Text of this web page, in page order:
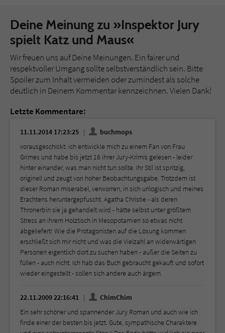
Deine Meinung zu »Inspektor Jury
spielt Katz und Maus«
Wir freuen uns auf Deine Meinungen. Ein fairer und
respektvoller Umgang sollte selbstverständlich sein. Bitte
Spoiler zum Inhalt vermeiden oder zumindest als solche
deutlich in Deinem Kommentar kennzeichnen. Vielen Dank!
Letzte Kommentare:
11.11.2014 17:23:25
buchmops
vorausgeschickt: ich entwickle mich zu einem Fan von Frau
Grimes und habe bis jetzt 16 ihrer Jury-Krimis gelesen - leider
hinter einander, was man nicht tun sollte. Ihr Stil ist spritzig,
originell und zeugt von hoher Beobachtungsgabe. Trotzdem ist
dieser Roman miserabel, verworren, in sich unlogisch und meines
Erachtens heruntergepfuscht. Agatha Christie - als deren
Thronerbin sie ja gehandelt wird - hätte selbst unter größtem
Stress an ihrem Holztisch in Mesopotamien so etwas nicht
abgeliefert! Wie die Protagonisten auf die Lösung kommen
erschließt sich mir nicht und was die Vielzahl an widerwärtigen
Personen eigentlich dort zu suchen haben - außer die Seiten zu
füllen - auch nicht. Ich hab das Buch gebraucht gekauft und sofort
wieder eingestellt - sollen sich andere auch ärgern.
22.11.2009 22:16:41
ChimChim
Ein sehr schöner und spannender Jury Roman und auch wie ich
finde einer der besten bis jetzt. Gute, sympathische Charaktere